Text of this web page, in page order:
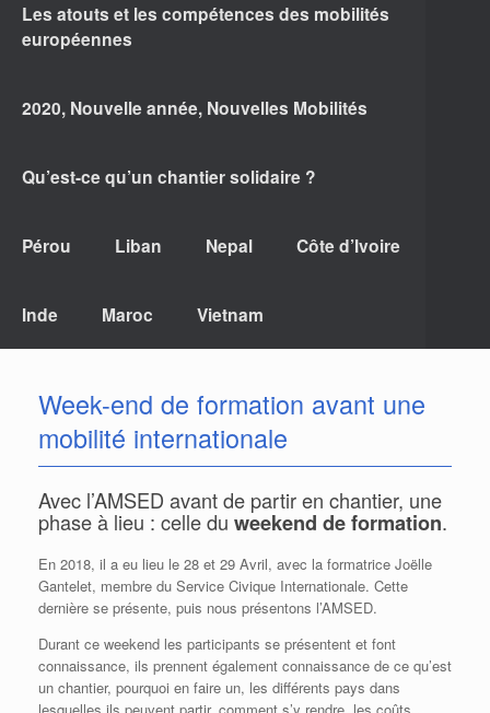
Les atouts et les compétences des mobilités
européennes
2020, Nouvelle année, Nouvelles Mobilités
Qu’est-ce qu’un chantier solidaire ?
Pérou Liban Nepal Côte d’Ivoire
Inde Maroc Vietnam
Week-end de formation avant une
mobilité internationale
Avec l’AMSED avant de partir en chantier, une
phase à lieu : celle du weekend de formation.
En 2018, il a eu lieu le 28 et 29 Avril, avec la formatrice Joëlle
Gantelet, membre du Service Civique Internationale. Cette
dernière se présente, puis nous présentons l’AMSED.
Durant ce weekend les participants se présentent et font
connaissance, ils prennent également connaissance de ce qu’est
un chantier, pourquoi en faire un, les différents pays dans